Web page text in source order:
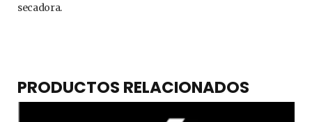
secadora.
PRODUCTOS RELACIONADOS